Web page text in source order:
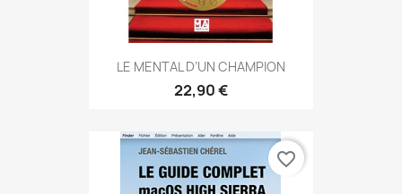
LE MENTAL D’UN CHAMPION
22,90 €
favorite_border